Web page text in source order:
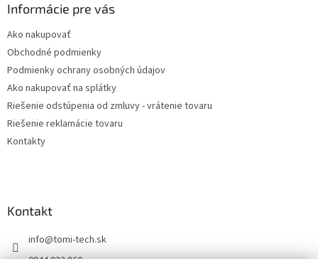
Informácie pre vás
Ako nakupovať
Obchodné podmienky
Podmienky ochrany osobných údajov
Ako nakupovať na splátky
Riešenie odstúpenia od zmluvy - vrátenie tovaru
Riešenie reklamácie tovaru
Kontakty
Kontakt
info@tomi-tech.sk